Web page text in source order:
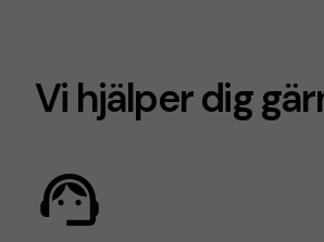
Vi hjälper dig